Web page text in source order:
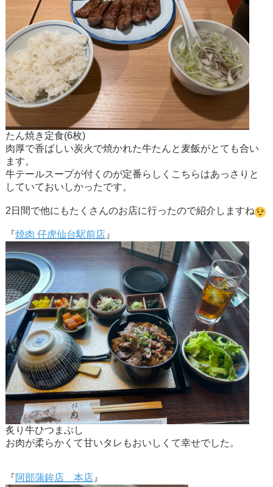
たん焼き定食(6枚)
肉厚で香ばしい炭火で焼かれた牛たんと麦飯がとても合い
ます。
牛テールスープが付くのが定番らしくこちらはあっさりと
していておいしかったです。
2日間で他にもたくさんのお店に行ったので紹介しますね
『焼肉 仔虎仙台駅前店』
炙り牛ひつまぶし
お肉が柔らかくて甘いタレもおいしくて幸せでした。
『阿部蒲鉾店 本店』